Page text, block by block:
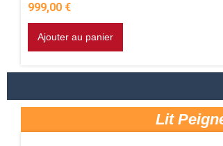
999,00 €
Ajouter au panier
Lit